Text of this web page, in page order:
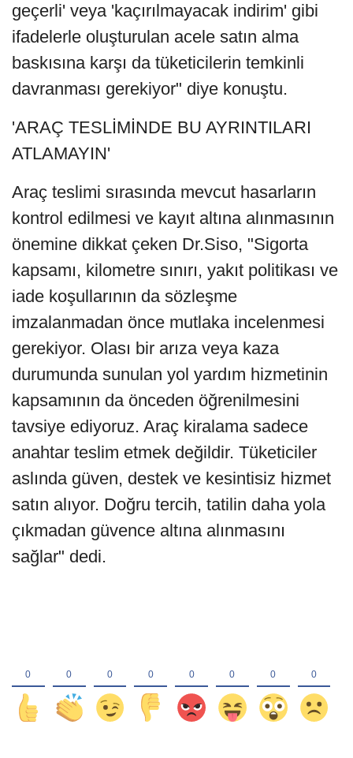
geçerli' veya 'kaçırılmayacak indirim' gibi
ifadelerle oluşturulan acele satın alma
baskısına karşı da tüketicilerin temkinli
davranması gerekiyor" diye konuştu.
'ARAÇ TESLİMİNDE BU AYRINTILARI
ATLAMAYIN'
Araç teslimi sırasında mevcut hasarların
kontrol edilmesi ve kayıt altına alınmasının
önemine dikkat çeken Dr.Siso, "Sigorta
kapsamı, kilometre sınırı, yakıt politikası ve
iade koşullarının da sözleşme
imzalanmadan önce mutlaka incelenmesi
gerekiyor. Olası bir arıza veya kaza
durumunda sunulan yol yardım hizmetinin
kapsamının da önceden öğrenilmesini
tavsiye ediyoruz. Araç kiralama sadece
anahtar teslim etmek değildir. Tüketiciler
aslında güven, destek ve kesintisiz hizmet
satın alıyor. Doğru tercih, tatilin daha yola
çıkmadan güvence altına alınmasını
sağlar" dedi.